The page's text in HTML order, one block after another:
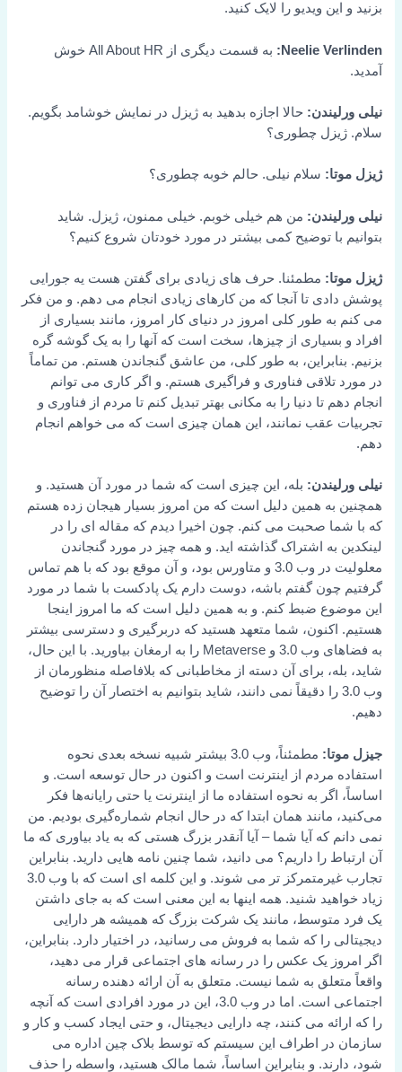
بزنید و این ویدیو را لایک کنید.
Neelie Verlinden:
به قسمت دیگری از All About HR خوش
آمدید.
نیلی ورلیندن: حالا اجازه بدهید به ژیزل در نمایش خوشامد بگویم.
سلام. ژیزل چطوری؟
ژیزل موتا: سلام نیلی. حالم خوبه چطوری؟
نیلی ورلیندن: من هم خیلی خوبم. خیلی ممنون، ژیزل. شاید
بتوانیم با توضیح کمی بیشتر در مورد خودتان شروع کنیم؟
ژیزل موتا: مطمئنا. حرف های زیادی برای گفتن هست یه جورایی
پوشش دادی تا آنجا که من کارهای زیادی انجام می دهم. و من فکر
می کنم به طور کلی امروز در دنیای کار امروز، مانند بسیاری از
افراد و بسیاری از چیزها، سخت است که آنها را به یک گوشه گره
بزنیم. بنابراین، به طور کلی، من عاشق گنجاندن هستم. من تماماً
در مورد تلاقی فناوری و فراگیری هستم. و اگر کاری می توانم
انجام دهم تا دنیا را به مکانی بهتر تبدیل کنم تا مردم از فناوری و
تجربیات عقب نمانند، این همان چیزی است که می خواهم انجام
دهم.
نیلی ورلیندن: بله، این چیزی است که شما در مورد آن هستید. و
همچنین به همین دلیل است که من امروز بسیار هیجان زده هستم
که با شما صحبت می کنم. چون اخیرا دیدم که مقاله ای را در
لینکدین به اشتراک گذاشته اید. و همه چیز در مورد گنجاندن
معلولیت در وب 3.0 و متاورس بود، و آن موقع بود که با هم تماس
گرفتیم چون گفتم باشه، دوست دارم یک پادکست با شما در مورد
این موضوع ضبط کنم. و به همین دلیل است که ما امروز اینجا
هستیم. اکنون، شما متعهد هستید که دربرگیری و دسترسی بیشتر
به فضاهای وب 3.0 و Metaverse را به ارمغان بیاورید. با این حال،
شاید، بله، برای آن دسته از مخاطبانی که بلافاصله منظورمان از
وب 3.0 را دقیقاً نمی دانند، شاید بتوانیم به اختصار آن را توضیح
دهیم.
جیزل موتا:
مطمئناً، وب 3.0 بیشتر شبیه نسخه بعدی نحوه
استفاده مردم از اینترنت است و اکنون در حال توسعه است. و
اساساً، اگر به نحوه استفاده ما از اینترنت یا حتی رایانه‌ها فکر
می‌کنید، مانند همان ابتدا که در حال انجام شماره‌گیری بودیم. من
نمی دانم که آیا شما – آیا آنقدر بزرگ هستی که به یاد بیاوری که ما
آن ارتباط را داریم؟ می دانید، شما چنین نامه هایی دارید. بنابراین
تجارب غیرمتمرکز تر می شوند. و این کلمه ای است که با وب 3.0
زیاد خواهید شنید. همه اینها به این معنی است که به جای داشتن
یک فرد متوسط، مانند یک شرکت بزرگ که همیشه هر دارایی
دیجیتالی را که شما به فروش می رسانید، در اختیار دارد. بنابراین،
اگر امروز یک عکس را در رسانه های اجتماعی قرار می دهید،
واقعاً متعلق به شما نیست. متعلق به آن ارائه دهنده رسانه
اجتماعی است. اما در وب 3.0، این در مورد افرادی است که آنچه
را که ارائه می کنند، چه دارایی دیجیتال، و حتی ایجاد کسب و کار و
سازمان در اطراف این سیستم که توسط بلاک چین اداره می
شود، دارند. و بنابراین اساساً، شما مالک هستید، واسطه را حذف